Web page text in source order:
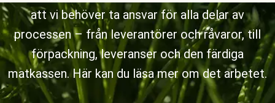
att vi behöver ta ansvar för alla delar av
processen – från leverantörer och råvaror, till
förpackning, leveranser och den färdiga
matkassen. Här kan du läsa mer om det arbetet.